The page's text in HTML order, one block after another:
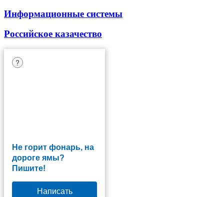
Информационные системы
Российское казачество
Не горит фонарь, на
дороге ямы?
Пишите!
Написать
?